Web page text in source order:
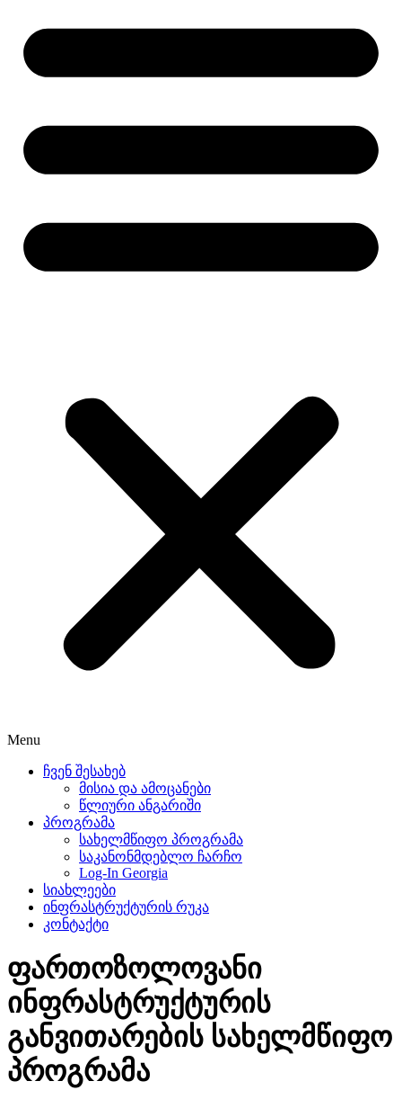
Menu
ჩვენ შესახებ
მისია და ამოცანები
წლიური ანგარიში
პროგრამა
სახელმწიფო პროგრამა
საკანონმდებლო ჩარჩო
Log-In Georgia
სიახლეები
ინფრასტრუქტურის რუკა
კონტაქტი
ფართოზოლოვანი
ინფრასტრუქტურის
განვითარების სახელმწიფო
პროგრამა